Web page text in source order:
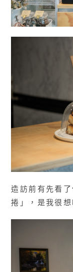
造訪前有先看
捲」，是我很